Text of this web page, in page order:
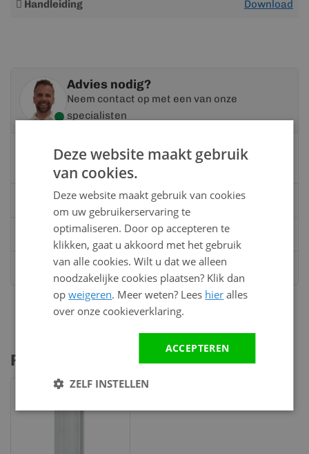
Handleiding Download
Advies nodig?
Neem contact op met een van onze
specialisten
Vandaag bereikbaar
van 08:00 tot 17:00 uur
0528 - 355190
Mailinfo@kunststofbouwmateriaal.nl
Stuur ons een bericht op Whatsapp
Profielen & accessoires
Deze website maakt gebruik
van cookies.
Deze website maakt gebruik van cookies
om uw gebruikerservaring te
optimaliseren. Door op accepteren te
klikken, gaat u akkoord met het gebruik
van alle cookies. Wilt u dat we alleen
noodzakelijke cookies plaatsen? Klik dan
opweigeren. Meer weten? Lees hier alles
over onze cookieverklaring.
ACCEPTEREN
ZELF INSTELLEN